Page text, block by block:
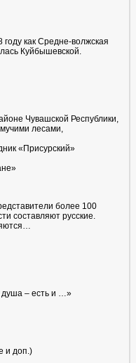
как Средне-волжская
Куйбышевской.
Чувашской Республики,
лесами,
«Присурский»
более 100
составляют русские.
душа – есть и …»
и доп.)